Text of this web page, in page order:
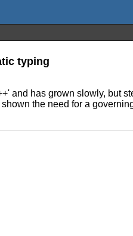
typing
and has grown slowly, but
the need for a